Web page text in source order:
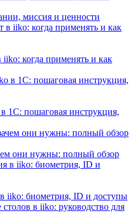
миссия и ценности
когда применять и как
1С: пошаговая инструкция,
они нужны: полный обзор
iiko: биометрия, ID и доступы